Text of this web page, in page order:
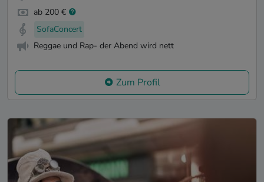
ab 200 €
SofaConcert
Reggae und Rap- der Abend wird nett
Zum Profil